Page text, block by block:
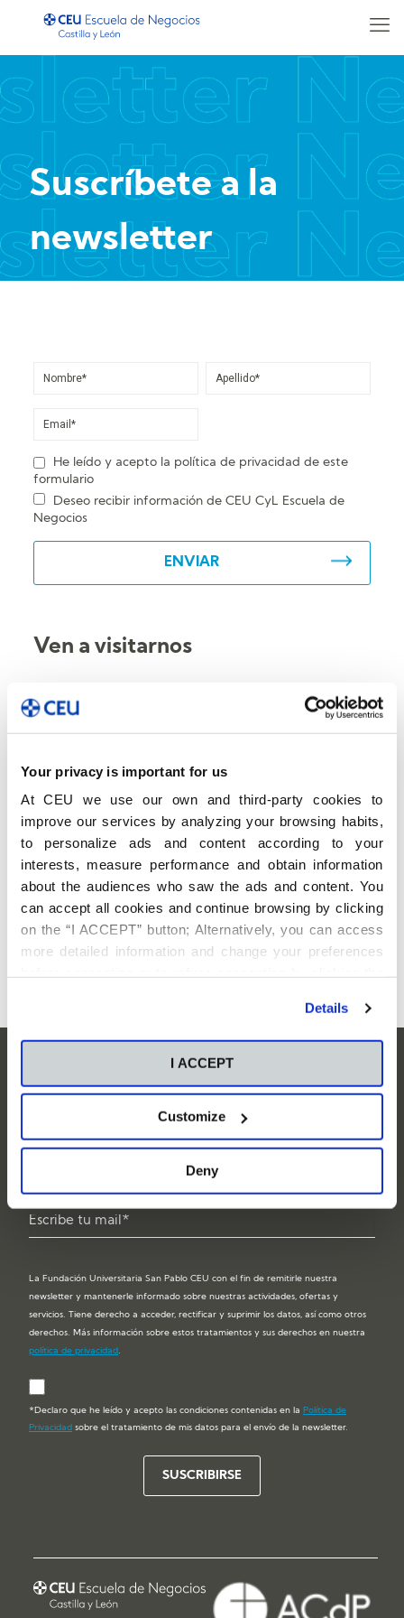
Your privacy is important for us
At CEU we use our own and third-party cookies to
improve our services by analyzing your browsing habits,
to personalize ads and content according to your
interests, measure performance and obtain information
about the audiences who saw the ads and content. You
can accept all cookies and continue browsing by clicking
on the “I ACCEPT” button; Alternatively, you can access
more detailed information and change your preferences
Details
I ACCEPT
Customize
Deny
Suscríbete a la
newsletter
He leído y acepto la política de privacidad de este
formulario
Deseo recibir información de CEU CyL Escuela de
Negocios
Ven a visitarnos
Escuela de Negocios CEU Castilla y León
47001 Valladolid
Teléfono
Horario : L - J de 9:00 a 14:00
y de 17:00 a 19:00; V de 9:00 a 14:00
Correo electrónico:info@ceucyl.com
Síguenos
Suscríbete para mantenerte
informado
La Fundación Universitaria San Pablo CEU con el fin de remitirle nuestra
newsletter y mantenerle informado sobre nuestras actividades, ofertas y
servicios. Tiene derecho a acceder, rectificar y suprimir los datos, así como otros
derechos. Más información sobre estos tratamientos y sus derechos en nuestra
política de privacidad.
*Declaro que he leído y acepto las condiciones contenidas en la Política de
Privacidad sobre el tratamiento de mis datos para el envío de la newsletter.